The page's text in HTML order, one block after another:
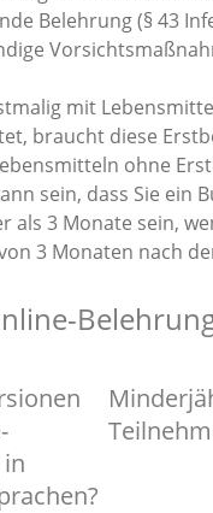
Belehrung (§ 43
mit
braucht diese
ohne
sein, dass Sie ein
als 3 Monate sein,
3 Monaten nach